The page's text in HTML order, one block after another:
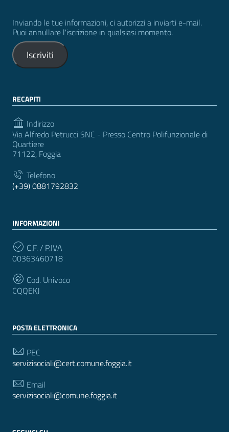
Inviando le tue informazioni, ci autorizzi a inviarti e-mail.
Puoi annullare l'iscrizione in qualsiasi momento.
Iscriviti
RECAPITI
Indirizzo
Via Alfredo Petrucci SNC - Presso Centro Polifunzionale di
Quartiere
71122, Foggia
Telefono
(+39) 0881792832
INFORMAZIONI
C.F. / P.IVA
00363460718
Cod. Univoco
CQQEKJ
POSTA ELETTRONICA
PEC
servizisociali@cert.comune.foggia.it
Email
servizisociali@comune.foggia.it